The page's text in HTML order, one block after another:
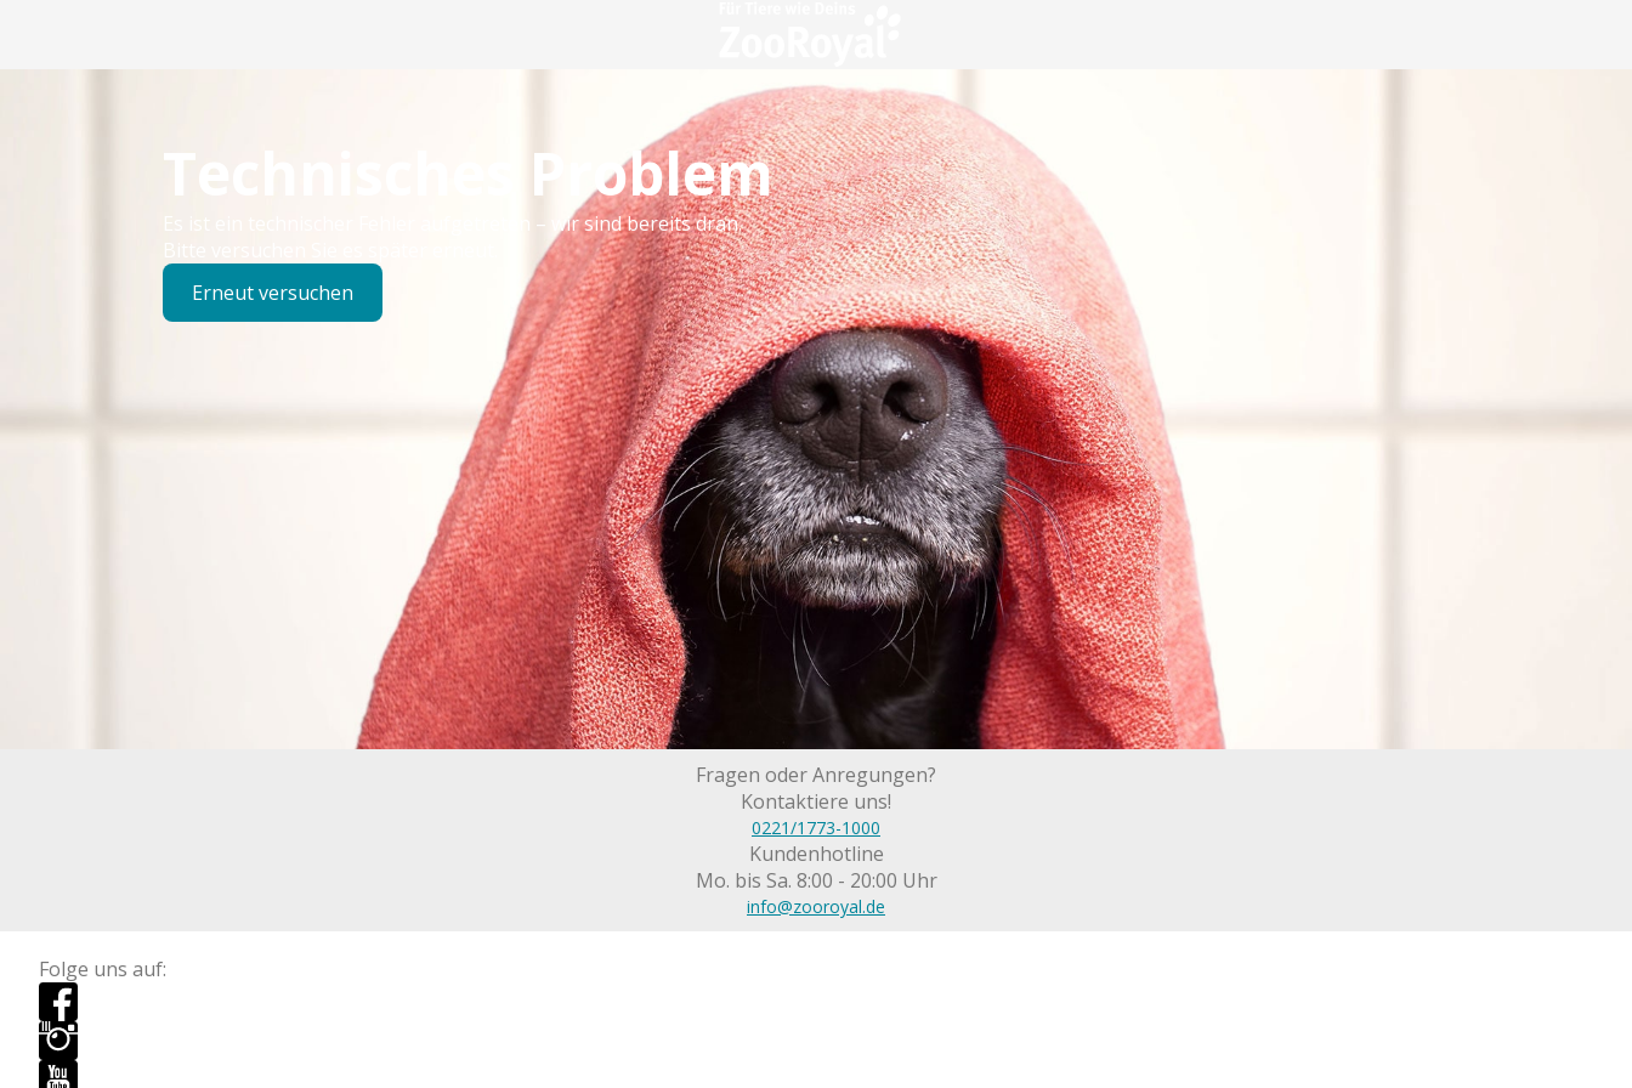
Technisches Problem
Es ist ein technischer Fehler aufgetreten – wir sind bereits dran.
Bitte versuchen Sie es später erneut.
Erneut versuchen
Fragen oder Anregungen?
Kontaktiere uns!
0221/1773-1000
Kundenhotline
Mo. bis Sa. 8:00 - 20:00 Uhr
info@zooroyal.de
Folge uns auf: